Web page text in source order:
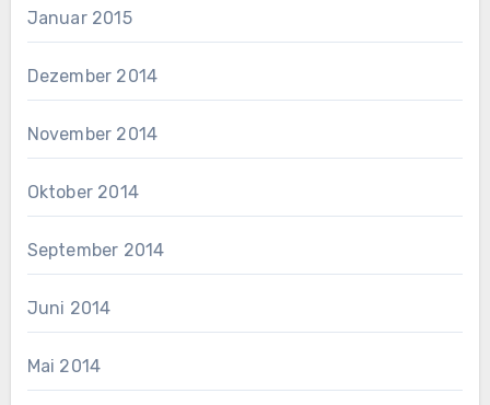
Januar 2015
Dezember 2014
November 2014
Oktober 2014
September 2014
Juni 2014
Mai 2014